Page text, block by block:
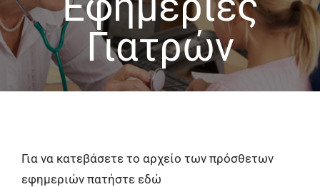
Γιατρών
Για να κατεβάσετε το αρχείο των πρόσθετων
εφημεριών πατήστε εδώ